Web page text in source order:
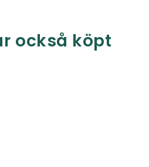
också köpt